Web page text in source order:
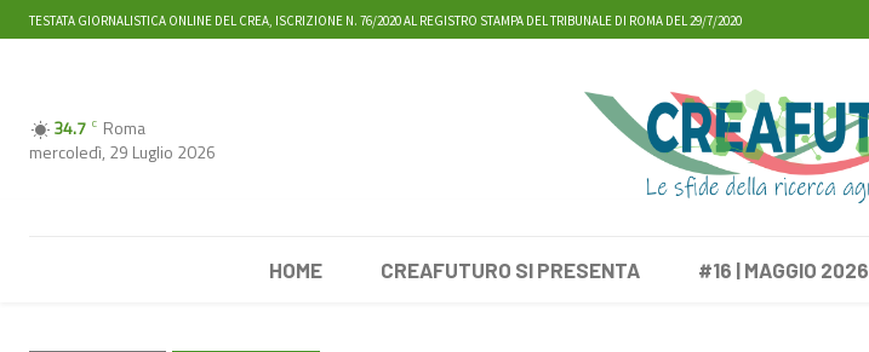
TESTATA GIORNALISTICA ONLINE DEL CREA, ISCRIZIONE N. 76/2020 AL REGISTRO STAMPA DEL TRIBUNALE DI ROMA DEL 29/7/2020
34.7 C Roma
mercoledì, 29 Luglio 2026
HOME CREAFUTURO SI PRESENTA #16 | MAGGIO 2026